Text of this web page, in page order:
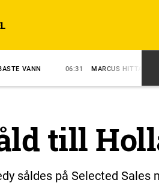
06:31 MARCUS HITTADE RECEPTET
till
såldes på Selected Sales